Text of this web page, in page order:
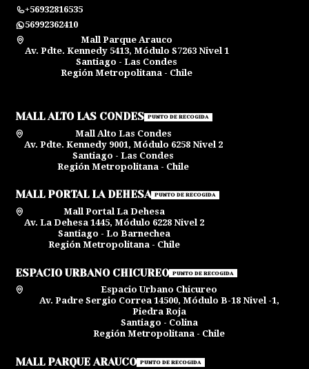
+56932816535
56992362410
Mall Parque Arauco
Av. Pdte. Kennedy 5413, Módulo S7263 Nivel 1
Santiago - Las Condes
Región Metropolitana - Chile
MALL ALTO LAS CONDES PUNTO DE RECOGIDA
Mall Alto Las Condes
Av. Pdte. Kennedy 9001, Módulo 6258 Nivel 2
Santiago - Las Condes
Región Metropolitana - Chile
MALL PORTAL LA DEHESA PUNTO DE RECOGIDA
Mall Portal La Dehesa
Av. La Dehesa 1445, Módulo 6228 Nivel 2
Santiago - Lo Barnechea
Región Metropolitana - Chile
ESPACIO URBANO CHICUREO PUNTO DE RECOGIDA
Espacio Urbano Chicureo
Av. Padre Sergio Correa 14500, Módulo B-18 Nivel -1,
Piedra Roja
Santiago - Colina
Región Metropolitana - Chile
MALL PARQUE ARAUCO PUNTO DE RECOGIDA